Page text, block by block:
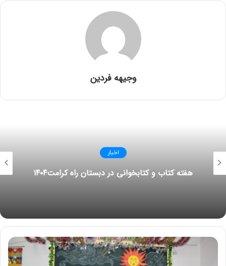
توصیه های وزارت بهداشت برای کاهش خطر ابتلا به ویروس کرونا:
گرفتن دهان و بینی در هنگام سرفه و عطسه با
استفاده از دستمال کاغذی، ماسک پزشکی، و یا ساعد
اجتناب از تماس مستقیم با کسانی که ظاهراً بیمار
استفاده صحیح از ماسک و تجهیزات مراقبت فردی،
وجیهه فردین
اخبار
هفته کتاب و کتابخوانی در دبستان راه کرامت۱۴۰۴